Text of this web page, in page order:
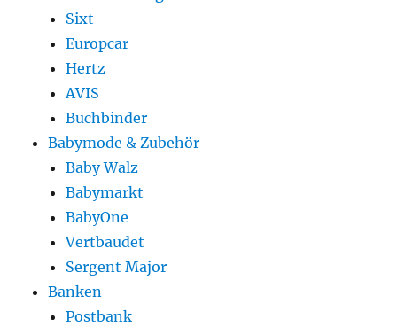
Sixt
Europcar
Hertz
AVIS
Buchbinder
Babymode & Zubehör
Baby Walz
Babymarkt
BabyOne
Vertbaudet
Sergent Major
Banken
Postbank